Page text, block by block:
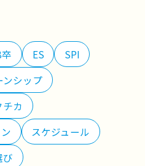
ES
SPI
ンシップ
チカ
スケジュール
び